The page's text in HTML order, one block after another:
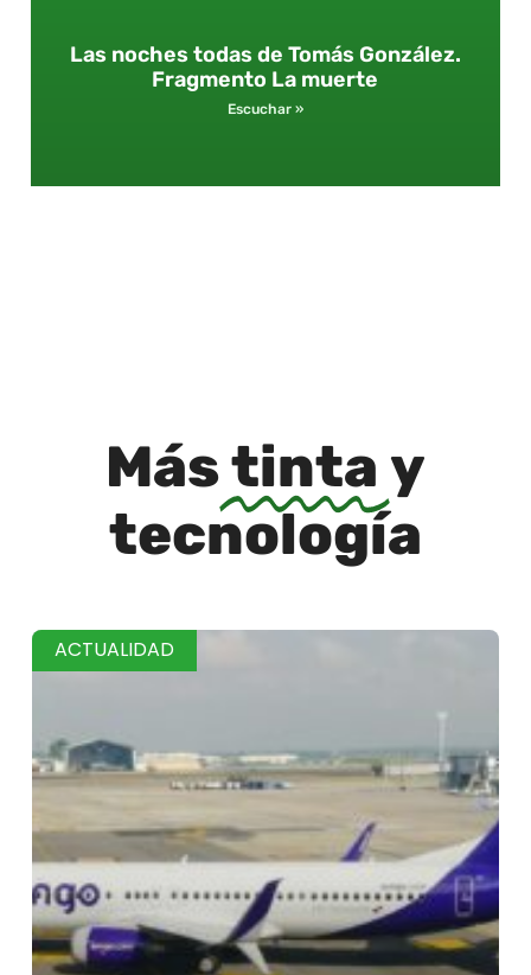
Las noches todas de Tomás González.
Fragmento La muerte
Escuchar »
Mástinta y
tecnología
ACTUALIDAD